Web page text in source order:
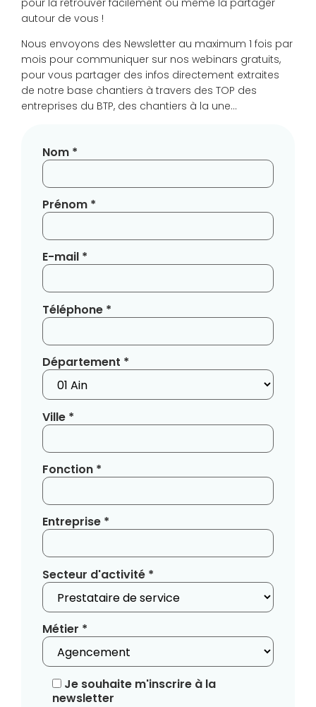
autour de vous !
Nous envoyons des Newsletter au maximum 1 fois par
mois pour communiquer sur nos webinars gratuits,
pour vous partager des infos directement extraites
de notre base chantiers à travers des TOP des
entreprises du BTP, des chantiers à la une…
Nom *
Prénom *
E-mail *
Téléphone *
Département *
Ville *
Fonction *
Entreprise *
Secteur d'activité *
Métier *
Je souhaite m'inscrire à la
newsletter